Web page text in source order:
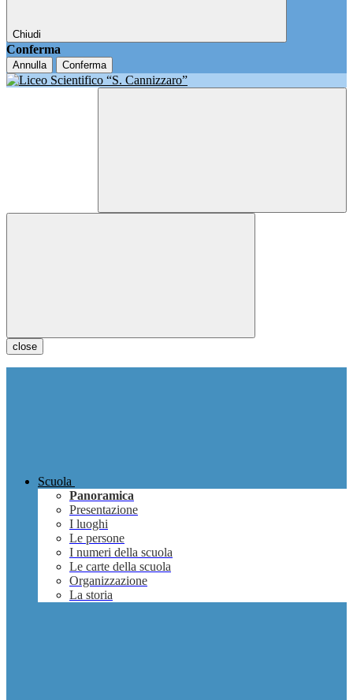
Chiudi
Conferma
Annulla Conferma
close
Scuola
Panoramica
Presentazione
I luoghi
Le persone
I numeri della scuola
Le carte della scuola
Organizzazione
La storia